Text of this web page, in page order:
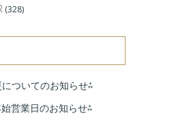
(328)
ついてのお知らせ⁂
営業日のお知らせ⁂